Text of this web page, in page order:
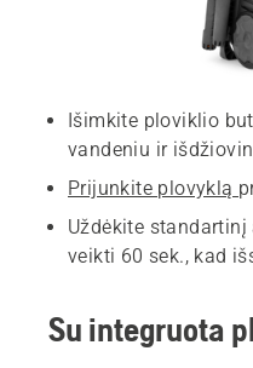
Išimkite ploviklio
vandeniu ir
Prijunkite plovyklą
Uždėkite
veikti 60 sek., kad
Su integruota